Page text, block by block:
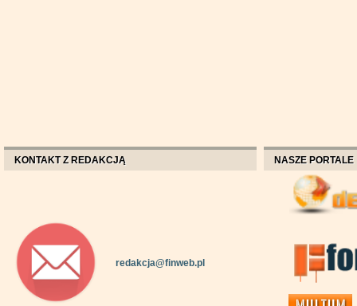
KONTAKT Z REDAKCJĄ
redakcja@finweb.pl
NASZE PORTALE